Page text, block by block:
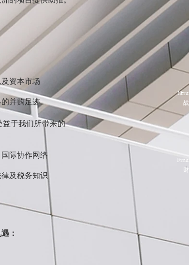
资本市场
并购足迹
于我们所带来的
际协作网络
及税务知识
：